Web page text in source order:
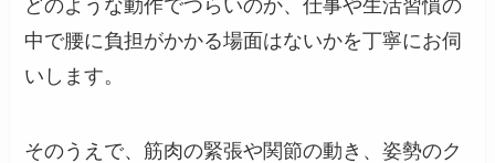
どのような動作でつらいのか、仕事や生活習慣の
中で腰に負担がかかる場面はないかを丁寧にお伺
いします。
そのうえで、筋肉の緊張や関節の動き、姿勢のク